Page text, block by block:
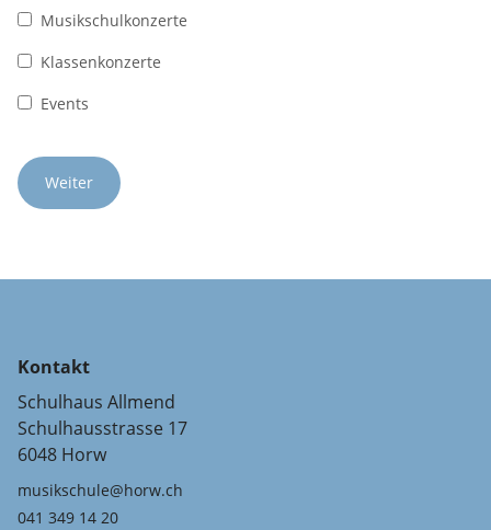
Musikschulkonzerte
Klassenkonzerte
Events
Kontakt
Schulhaus Allmend
Schulhausstrasse 17
6048 Horw
musikschule@horw.ch
041 349 14 20